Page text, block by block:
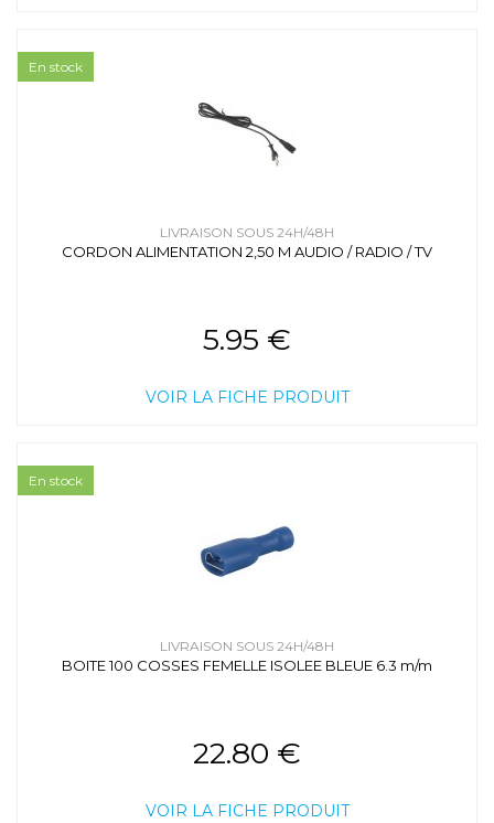
LIVRAISON SOUS 24H/48H
CORDON ALIMENTATION 2,50 M AUDIO / RADIO / TV
5.95 €
VOIR LA FICHE PRODUIT
En stock
LIVRAISON SOUS 24H/48H
BOITE 100 COSSES FEMELLE ISOLEE BLEUE 6.3 m/m
22.80 €
VOIR LA FICHE PRODUIT
En stock